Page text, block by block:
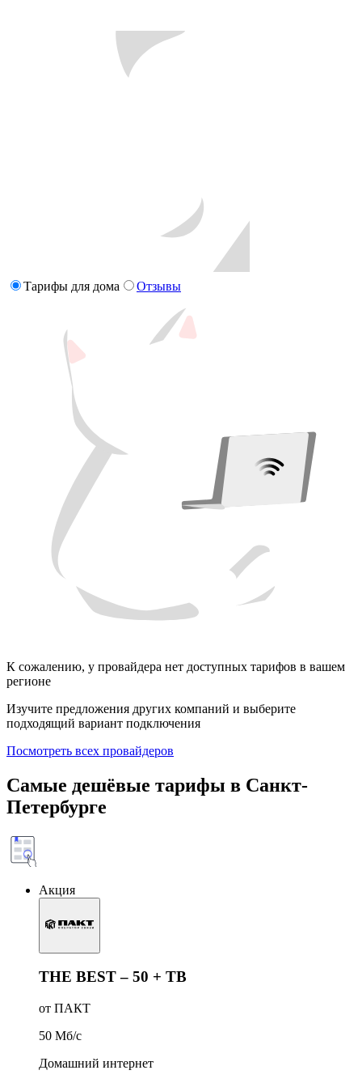
Тарифы для дома Отзывы
К сожалению, у провайдера нет доступных тарифов в вашем
регионе
Изучите предложения других компаний и выберите
подходящий вариант подключения
Посмотреть всех провайдеров
Самые дешёвые тарифы в Санкт-
Петербурге
Акция
THE BEST – 50 + ТВ
от ПАКТ
50 Мб/c
Домашний интернет